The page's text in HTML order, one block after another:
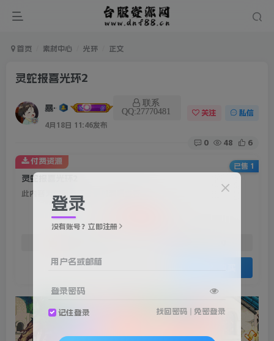
首页 素材中心 光环 正文
灵蛇报喜光环2
暴雨
联系
QQ:27770481
4月18日 11:46发布
关注 私信
0 48 6
灵蛇报喜光环2
此内容为付费资源，请付费后查看
付费资源
已售 1
登录
没有账号？立即注册
用户名或邮箱
登录密码
记住登录 找回密码 免密登录